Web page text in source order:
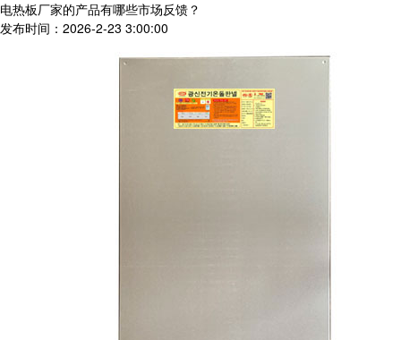
电热板厂家的产品有哪些市场反馈？
发布时间：2026-2-23 3:00:00